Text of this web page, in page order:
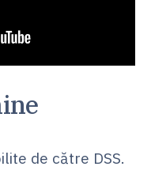
de către DSS.